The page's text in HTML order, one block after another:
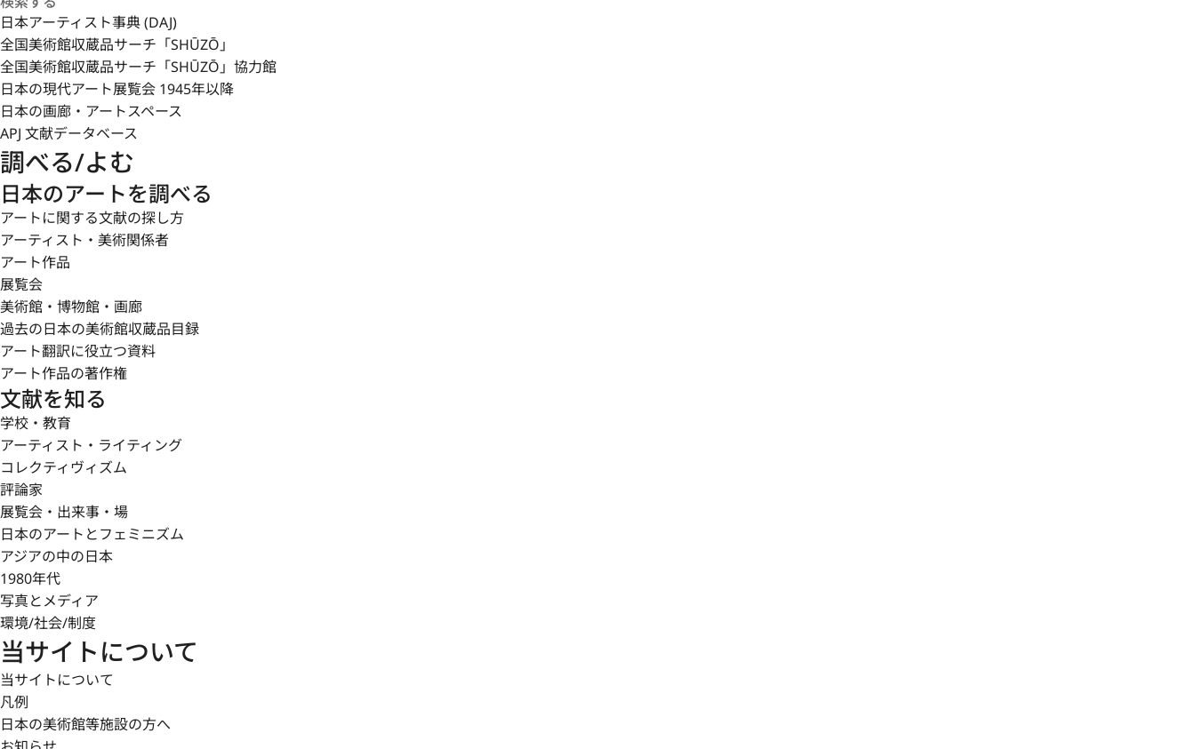
日本アーティスト事典 (DAJ)
全国美術館収蔵品サーチ「SHŪZŌ」
全国美術館収蔵品サーチ「SHŪZŌ」協力館
日本の現代アート展覧会 1945年以降
日本の画廊・アートスペース
APJ 文献データベース
調べる/よむ
日本のアートを調べる
アートに関する文献の探し方
アーティスト・美術関係者
アート作品
展覧会
美術館・博物館・画廊
過去の日本の美術館収蔵品目録
アート翻訳に役立つ資料
アート作品の著作権
文献を知る
学校・教育
アーティスト・ライティング
コレクティヴィズム
評論家
展覧会・出来事・場
日本のアートとフェミニズム
アジアの中の日本
1980年代
写真とメディア
環境/社会/制度
当サイトについて
当サイトについて
凡例
日本の美術館等施設の方へ